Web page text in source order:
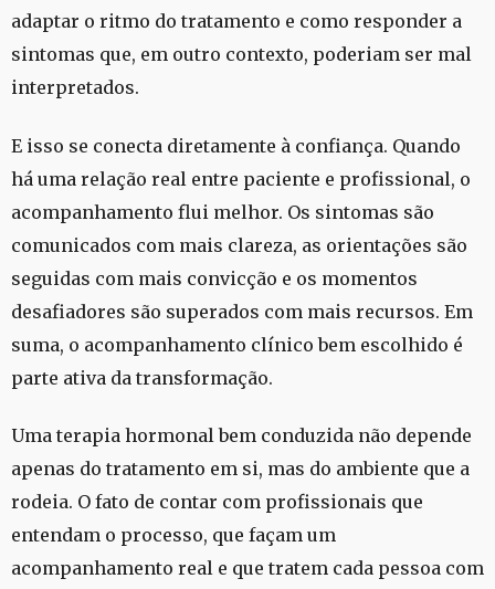
adaptar o ritmo do tratamento e como responder a
sintomas que, em outro contexto, poderiam ser mal
interpretados.
E isso se conecta diretamente à confiança. Quando
há uma relação real entre paciente e profissional, o
acompanhamento flui melhor. Os sintomas são
comunicados com mais clareza, as orientações são
seguidas com mais convicção e os momentos
desafiadores são superados com mais recursos. Em
suma, o acompanhamento clínico bem escolhido é
parte ativa da transformação.
Uma terapia hormonal bem conduzida não depende
apenas do tratamento em si, mas do ambiente que a
rodeia. O fato de contar com profissionais que
entendam o processo, que façam um
acompanhamento real e que tratem cada pessoa com